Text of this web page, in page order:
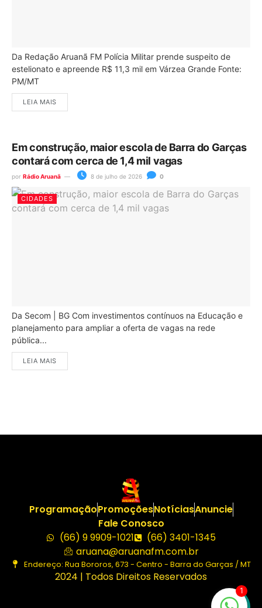
Da Redação Aruanã FM Polícia Militar prende suspeito de
estelionato e apreende R$ 11,3 mil em Várzea Grande Fonte:
PM/MT
LEIA MAIS
Em construção, maior escola de Barra do Garças
contará com cerca de 1,4 mil vagas
por Rádio Aruanã 8 de julho de 2026 0
CIDADES
Da Secom | BG Com investimentos contínuos na Educação e
planejamento para ampliar a oferta de vagas na rede
pública...
LEIA MAIS
ProgramaçãoPromoçõesNotíciasAnuncie
Fale Conosco
(66) 9 9909-1021
(66) 3401-1345
aruana@aruanafm.com.br
Endereço: Rua Bororos, 673 - Centro - Barra do Garças / MT
2024 | Todos Direitos Reservados
1